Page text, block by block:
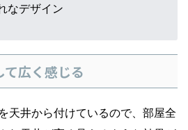
なデザイン
広く感じる
天井から付けているので、部屋全